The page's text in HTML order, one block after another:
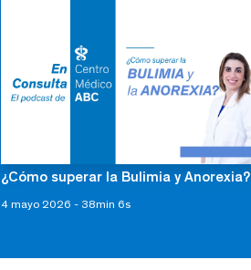
¿Cómo superar la Bulimia y Anorexia?
4 mayo 2026 - 38min 6s